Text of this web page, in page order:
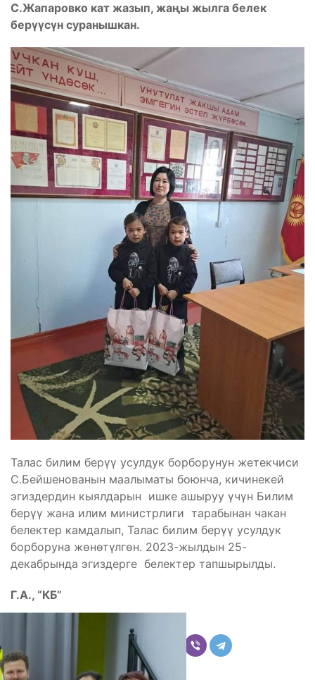
С.Жапаровко кат жазып, жаңы жылга белек
берүүсүн суранышкан.
Талас билим берүү усулдук борборунун жетекчиси
С.Бейшенованын маалыматы боюнча, кичинекей
эгиздердин кыялдарын ишке ашыруу үчүн Билим
берүү жана илим министрлиги тарабынан чакан
белектер камдалып, Талас билим берүү усулдук
борборуна жөнөтүлгөн. 2023-жылдын 25-
декабрында эгиздерге белектер тапшырылды.
Г.А., “КБ”
Бөлүшүү